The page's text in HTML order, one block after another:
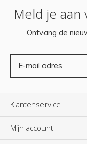
Meld je aan
Ontvang de
Klantenservice
Mijn account